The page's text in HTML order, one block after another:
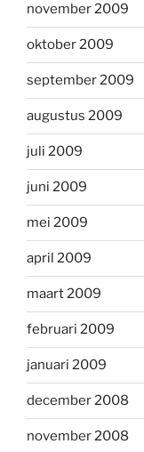
november 2009
oktober 2009
september 2009
augustus 2009
juli 2009
juni 2009
mei 2009
april 2009
maart 2009
februari 2009
januari 2009
december 2008
november 2008